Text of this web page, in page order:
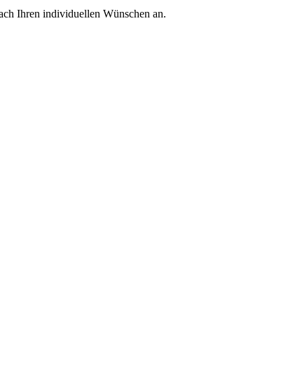
Ihren individuellen Wünschen an.